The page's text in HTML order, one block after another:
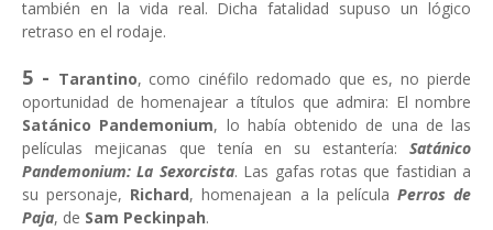
también en la vida real. Dicha fatalidad supuso un lógico
retraso en el rodaje.
5 - Tarantino, como cinéfilo redomado que es, no pierde
oportunidad de homenajear a títulos que admira: El nombre
Satánico Pandemonium, lo había obtenido de una de las
películas mejicanas que tenía en su estantería: Satánico
Pandemonium: La Sexorcista. Las gafas rotas que fastidian a
su personaje, Richard, homenajean a la película Perros de
Paja, de Sam Peckinpah.